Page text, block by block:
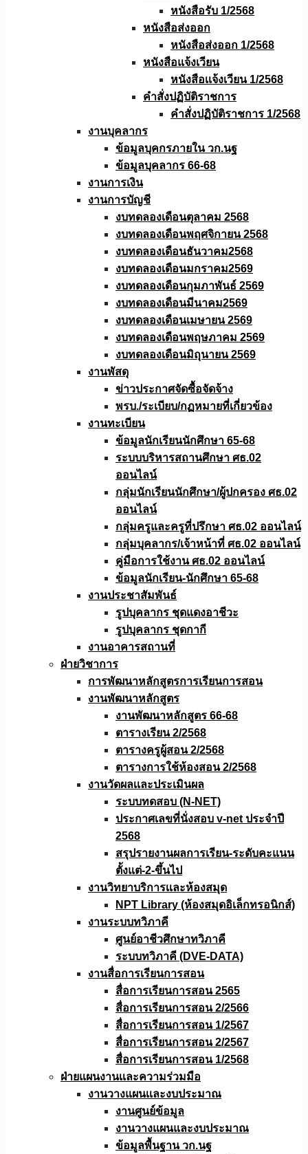
หนังสือรับ 1/2568
หนังสือส่งออก
หนังสือส่งออก 1/2568
หนังสือแจ้งเวียน
หนังสือเเจ้งเวียน 1/2568
คำสั่งปฏิบัติราชการ
คำสั่งปฏิบัติราชการ 1/2568
งานบุคลากร
ข้อมูลบุคกรภายใน วก.นฐ
ข้อมูลบุคลากร 66-68
งานการเงิน
งานการบัญชี
งบทดลองเดือนตุลาคม 2568
งบทดลองเดือนพฤศจิกายน 2568
งบทดลองเดือนธันวาคม2568
งบทดลองเดือนมกราคม2569
งบทดลองเดือนกุมภาพันธ์ 2569
งบทดลองเดือนมีนาคม2569
งบทดลองเดือนเมษายน 2569
งบทดลองเดือนพฤษภาคม 2569
งบทดลองเดือนมิถุนายน 2569
งานพัสดุ
ข่าวประกาศจัดซื้อจัดจ้าง
พรบ./ระเบียบ/กฏหมายที่เกี่ยวข้อง
งานทะเบียน
ข้อมูลนักเรียนนักศึกษา 65-68
ระบบบริหารสถานศึกษา ศธ.02
ออนไลน์
กลุ่มนักเรียนนักศึกษา/ผู้ปกครอง ศธ.02
ออนไลน์
กลุ่มครูและครูที่ปรึกษา ศธ.02 ออนไลน์
กลุ่มบุคลากร/เจ้าหน้าที่ ศธ.02 ออนไลน์
คู่มือการใช้งาน ศธ.02 ออนไลน์
ข้อมูลนักเรียน-นักศึกษา 65-68
งานประชาสัมพันธ์
รูปบุคลากร ชุดแดงอาชีวะ
รูปบุคลากร ชุดกากี
งานอาคารสถานที่
ฝ่ายวิชาการ
การพัฒนาหลักสูตรการเรียนการสอน
งานพัฒนาหลักสูตร
งานพัฒนาหลักสูตร 66-68
ตารางเรียน 2/2568
ตารางครูผู้สอน 2/2568
ตารางการใช้ห้องสอน 2/2568
งานวัดผลเเละประเมินผล
ระบบทดสอบ (N-NET)
ประกาศเลขที่นั่งสอบ v-net ประจำปี
2568
สรุปรายงานผลการเรียน-ระดับคะแนน
ตั้งแต่-2-ขึ้นไป
งานวิทยาบริการเเละห้องสมุด
NPT Library (ห้องสมุดอิเล็กทรอนิกส์)
งานระบบทวิภาคี
ศูนย์อาชีวศึกษาทวิภาคี
ระบบทวิภาคี (DVE-DATA)
งานสื่อการเรียนการสอน
สื่อการเรียนการสอน 2565
สื่อการเรียนการสอน 2/2566
สื่อการเรียนการสอน 1/2567
สื่อการเรียนการสอน 2/2567
สื่อการเรียนการสอน 1/2568
ฝ่ายแผนงานเเละความร่วมมือ
งานวางแผนเเละงบประมาณ
งานศูนย์ข้อมูล
งานวางแผนและงบประมาณ
ข้อมูลพื้นฐาน วก.นฐ